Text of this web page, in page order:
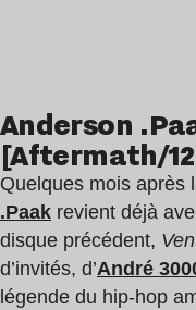
Anderson
[Aftermath/12
Quelques mois après
.Paak revient déjà
disque précédent,
d’invités, d’André
légende du hip-hop